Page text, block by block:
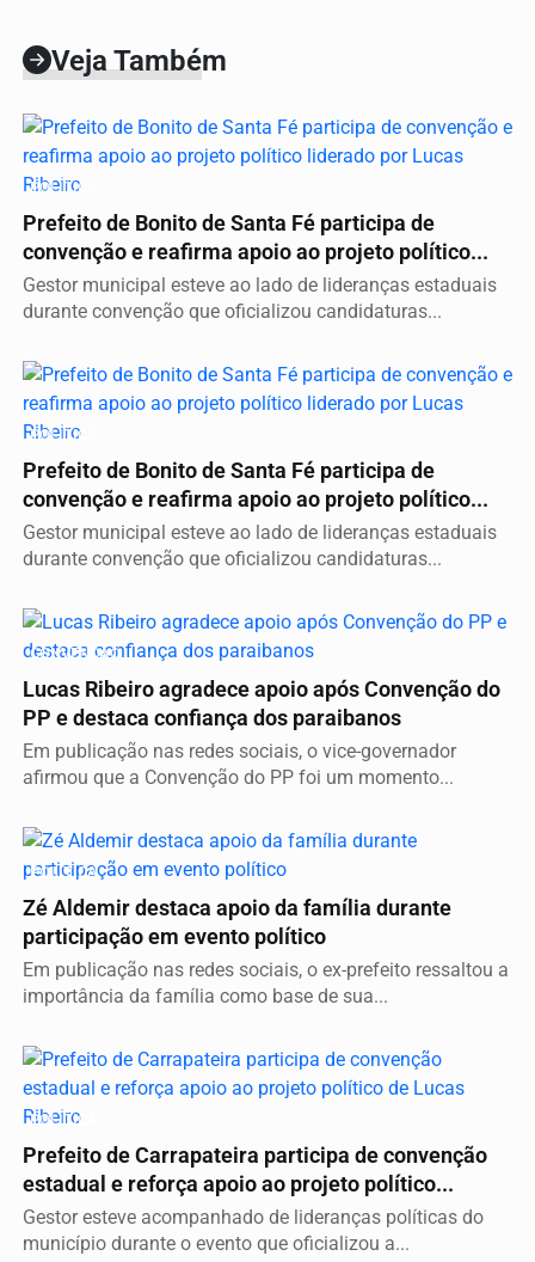
Veja Também
POLÍTICA
Prefeito de Bonito de Santa Fé participa de
convenção e reafirma apoio ao projeto político...
Gestor municipal esteve ao lado de lideranças estaduais
durante convenção que oficializou candidaturas...
POLÍTICA
Prefeito de Bonito de Santa Fé participa de
convenção e reafirma apoio ao projeto político...
Gestor municipal esteve ao lado de lideranças estaduais
durante convenção que oficializou candidaturas...
CONVENÇÃO
Lucas Ribeiro agradece apoio após Convenção do
PP e destaca confiança dos paraibanos
Em publicação nas redes sociais, o vice-governador
afirmou que a Convenção do PP foi um momento...
POLÍTICA
Zé Aldemir destaca apoio da família durante
participação em evento político
Em publicação nas redes sociais, o ex-prefeito ressaltou a
importância da família como base de sua...
POLÍTICA
Prefeito de Carrapateira participa de convenção
estadual e reforça apoio ao projeto político...
Gestor esteve acompanhado de lideranças políticas do
município durante o evento que oficializou a...